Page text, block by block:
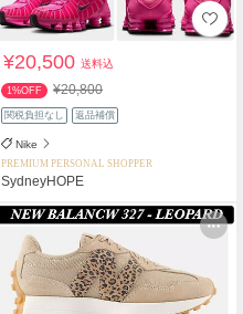
¥20,500送料込
1%OFF ¥20,800
関税負担なし 返品補償
Nike
PREMIUM PERSONAL SHOPPER
SydneyHOPE